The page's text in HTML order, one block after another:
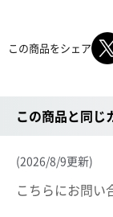
この商品をシェア
この商品と同じ
(2026/8/9更新)
こちらにお問い